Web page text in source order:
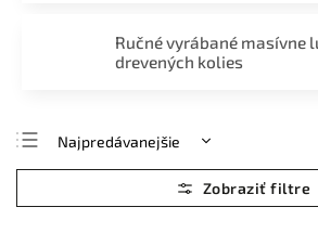
Ručné vyrábané masívne
drevených kolies
Najpredávanejšie
Najlacnejšie
Najdrahšie